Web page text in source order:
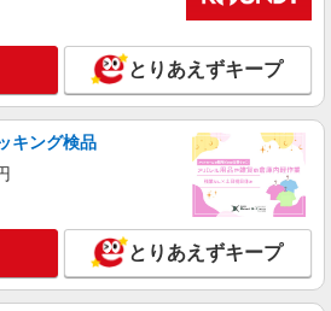
仕事No/0889150
1600円交通費全額支給
県草津市 ＊車・バイク通勤OK
詳細を見る
仕事No/0895825
ロン組立作業
1400円交通費全額支給
とりあえずキープ
キング検品
とりあえずキープ